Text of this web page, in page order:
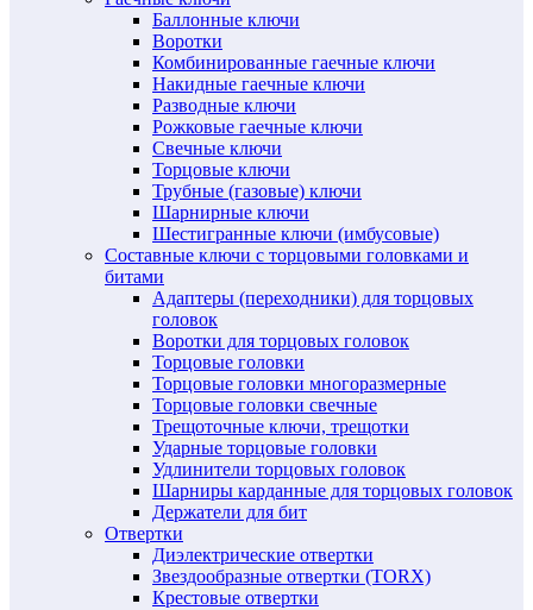
Баллонные ключи
Воротки
Комбинированные гаечные ключи
Накидные гаечные ключи
Разводные ключи
Рожковые гаечные ключи
Свечные ключи
Торцовые ключи
Трубные (газовые) ключи
Шарнирные ключи
Шестигранные ключи (имбусовые)
Составные ключи с торцовыми головками и
битами
Адаптеры (переходники) для торцовых
головок
Воротки для торцовых головок
Торцовые головки
Торцовые головки многоразмерные
Торцовые головки свечные
Трещоточные ключи, трещотки
Ударные торцовые головки
Удлинители торцовых головок
Шарниры карданные для торцовых головок
Держатели для бит
Отвертки
Диэлектрические отвертки
Звездообразные отвертки (TORX)
Крестовые отвертки